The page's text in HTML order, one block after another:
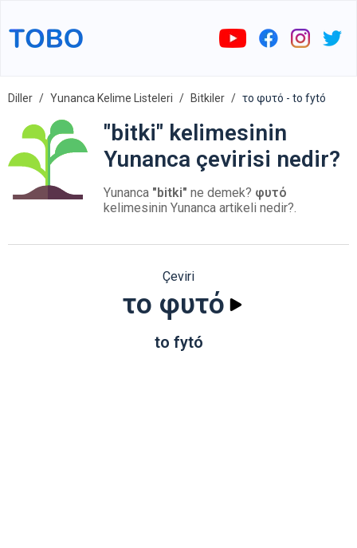
Diller Yunanca Kelime Listeleri Bitkiler το φυτό - to fytó
"bitki" kelimesinin
Yunanca çevirisi nedir?
Yunanca "bitki" ne demek? φυτό
kelimesinin Yunanca artikeli nedir?.
Çeviri
το φυτό
to fytó